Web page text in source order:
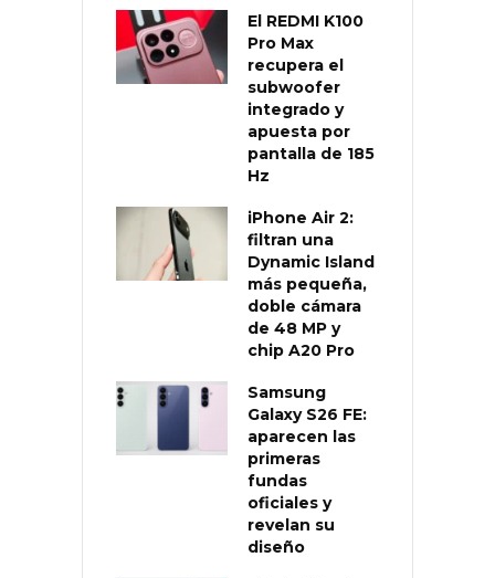
El REDMI K100
Pro Max
recupera el
subwoofer
integrado y
apuesta por
pantalla de 185
Hz
iPhone Air 2:
filtran una
Dynamic Island
más pequeña,
doble cámara
de 48 MP y
chip A20 Pro
Samsung
Galaxy S26 FE:
aparecen las
primeras
fundas
oficiales y
revelan su
diseño